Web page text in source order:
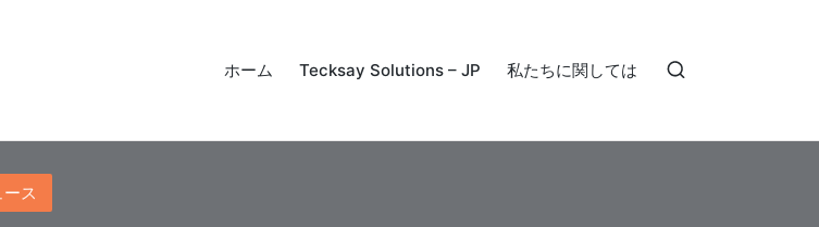
ホーム Tecksay Solutions – JP 私たちに関しては
ス